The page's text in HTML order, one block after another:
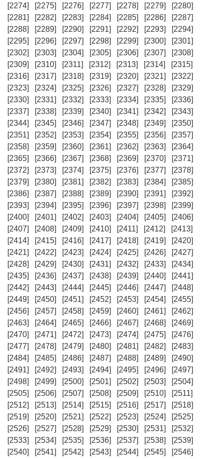
[2274]
[2275] [2276] [2277] [2278] [2279]
[2280]
[2281]
[2282] [2283] [2284] [2285] [2286]
[2287]
[2288]
[2289] [2290] [2291] [2292] [2293]
[2294]
[2295]
[2296] [2297] [2298] [2299] [2300]
[2301]
[2302]
[2303] [2304] [2305] [2306] [2307]
[2308]
[2309]
[2310] [2311] [2312] [2313] [2314]
[2315]
[2316]
[2317] [2318] [2319] [2320] [2321]
[2322]
[2323]
[2324] [2325] [2326] [2327] [2328]
[2329]
[2330]
[2331] [2332] [2333] [2334] [2335]
[2336]
[2337]
[2338] [2339] [2340] [2341] [2342]
[2343]
[2344]
[2345] [2346] [2347] [2348] [2349]
[2350]
[2351]
[2352] [2353] [2354] [2355] [2356]
[2357]
[2358]
[2359] [2360] [2361] [2362] [2363]
[2364]
[2365]
[2366] [2367] [2368] [2369] [2370]
[2371]
[2372]
[2373] [2374] [2375] [2376] [2377]
[2378]
[2379]
[2380] [2381] [2382] [2383] [2384]
[2385]
[2386]
[2387] [2388] [2389] [2390] [2391]
[2392]
[2393]
[2394] [2395] [2396] [2397] [2398]
[2399]
[2400]
[2401] [2402] [2403] [2404] [2405]
[2406]
[2407]
[2408] [2409] [2410] [2411] [2412]
[2413]
[2414]
[2415] [2416] [2417] [2418] [2419]
[2420]
[2421]
[2422] [2423] [2424] [2425] [2426]
[2427]
[2428]
[2429] [2430] [2431] [2432] [2433]
[2434]
[2435]
[2436] [2437] [2438] [2439] [2440]
[2441]
[2442]
[2443] [2444] [2445] [2446] [2447]
[2448]
[2449]
[2450] [2451] [2452] [2453] [2454]
[2455]
[2456]
[2457] [2458] [2459] [2460] [2461]
[2462]
[2463]
[2464] [2465] [2466] [2467] [2468]
[2469]
[2470]
[2471] [2472] [2473] [2474] [2475]
[2476]
[2477]
[2478] [2479] [2480] [2481] [2482]
[2483]
[2484]
[2485] [2486] [2487] [2488] [2489]
[2490]
[2491]
[2492] [2493] [2494] [2495] [2496]
[2497]
[2498]
[2499] [2500] [2501] [2502] [2503]
[2504]
[2505]
[2506] [2507] [2508] [2509] [2510]
[2511]
[2512]
[2513] [2514] [2515] [2516] [2517]
[2518]
[2519]
[2520] [2521] [2522] [2523] [2524]
[2525]
[2526]
[2527] [2528] [2529] [2530] [2531]
[2532]
[2533]
[2534] [2535] [2536] [2537] [2538]
[2539]
[2540]
[2541] [2542] [2543] [2544] [2545]
[2546]